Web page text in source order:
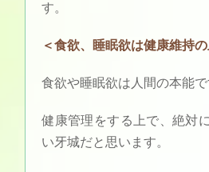
す。
＜食欲、睡眠欲は健康維持
食欲や睡眠欲は人間の本能で
健康管理をする上で、絶対
い牙城だと思います。